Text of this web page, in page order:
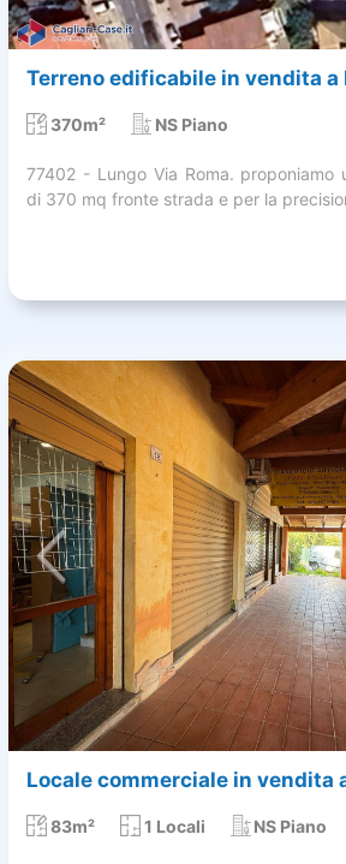
Terreno edificabile in vendita a
370m² NS Piano
77402 - Lungo Via Roma. proponiamo
di 370 mq fronte strada e per la
Locale commerciale in vendita
83m² 1 Locali NS Piano